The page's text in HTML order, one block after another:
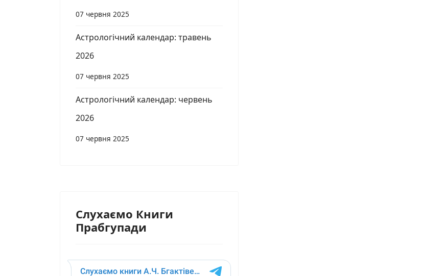
07 червня 2025
Астрологічний календар: травень
2026
07 червня 2025
Астрологічний календар: червень
2026
07 червня 2025
Слухаємо Книги
Прабгупади